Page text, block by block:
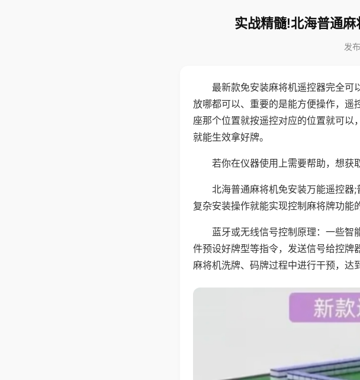
实战精髓!北海普通
发
最新款免安装麻将机遥控器完全可
放哪都可以、重要的是能方便操作，遥
座那个位置就按遥控对应的位置就可
就能生效拿好牌。
若你在仪器使用上需要帮助，想获
北海普通麻将机免安装万能遥控器
复杂安装操作就能实现控制麻将牌功能
蓝牙或无线信号控制原理：一些智
件预设好牌型等指令，发送信号给控牌
麻将机洗牌、码牌过程中进行干预，达